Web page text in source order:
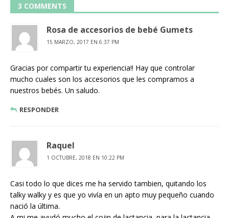
3 COMMENTS
Rosa de accesorios de bebé Gumets
15 MARZO, 2017 EN 6:37 PM
Gracias por compartir tu experiencia!! Hay que controlar
mucho cuales son los accesorios que les compramos a
nuestros bebés. Un saludo.
RESPONDER
Raquel
1 OCTUBRE, 2018 EN 10:22 PM
Casi todo lo que dices me ha servido tambien, quitando los
talky walky y es que yo vivía en un apto muy pequeño cuando
nació la última.